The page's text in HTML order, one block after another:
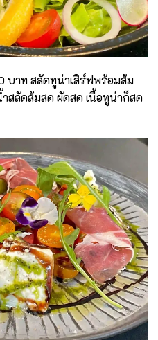
บาท สลัดทูน่าเสิร์ฟพร้อมส้ม
ำสลัดส้มสด ผัดสด เนื้อทูน่าก็สด